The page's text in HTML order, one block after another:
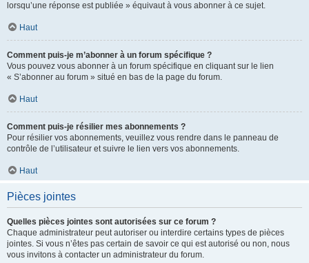
lorsqu’une réponse est publiée » équivaut à vous abonner à ce sujet.
Haut
Comment puis-je m’abonner à un forum spécifique ?
Vous pouvez vous abonner à un forum spécifique en cliquant sur le lien
« S’abonner au forum » situé en bas de la page du forum.
Haut
Comment puis-je résilier mes abonnements ?
Pour résilier vos abonnements, veuillez vous rendre dans le panneau de
contrôle de l’utilisateur et suivre le lien vers vos abonnements.
Haut
Pièces jointes
Quelles pièces jointes sont autorisées sur ce forum ?
Chaque administrateur peut autoriser ou interdire certains types de pièces
jointes. Si vous n’êtes pas certain de savoir ce qui est autorisé ou non, nous
vous invitons à contacter un administrateur du forum.